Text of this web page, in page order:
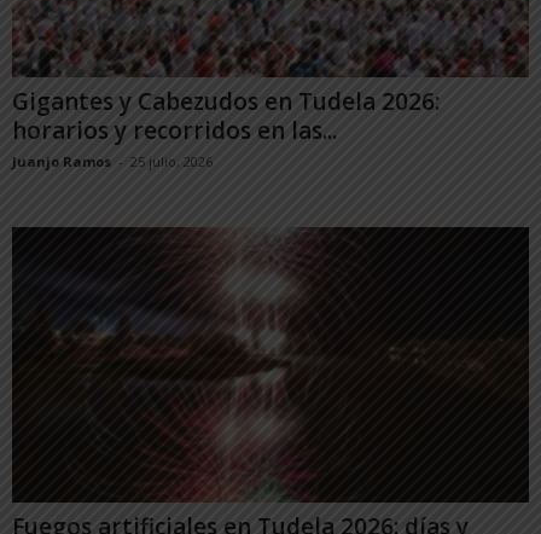
Gigantes y Cabezudos en Tudela 2026:
horarios y recorridos en las...
Juanjo Ramos - 25 julio, 2026
Fuegos artificiales en Tudela 2026: días y